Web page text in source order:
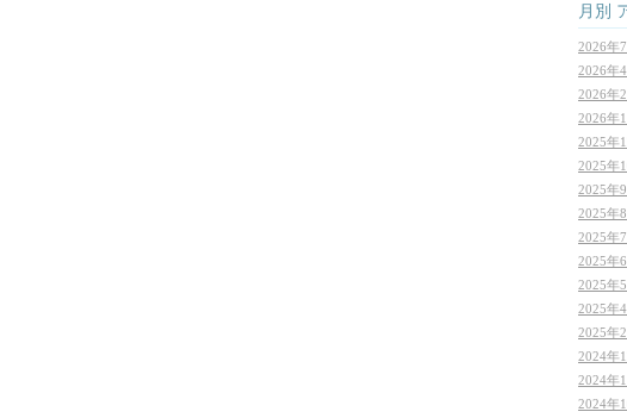
月別
2026年
2026年
2026年
2026年
2025年
2025年
2025年
2025年
2025年
2025年
2025年
2025年
2025年
2024年
2024年
2024年